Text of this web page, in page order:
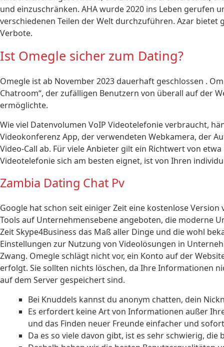
und einzuschränken. AHA wurde 2020 ins Leben gerufen
verschiedenen Teilen der Welt durchzuführen. Azar
Verbote.
Ist Omegle sicher zum Dating?
Omegle ist ab November 2023 dauerhaft geschlossen .
Chatroom“, der zufälligen Benutzern von überall auf der
ermöglichte.
Wie viel Datenvolumen VoIP Videotelefonie verbraucht,
Videokonferenz App, der verwendeten Webkamera, der
Video-Call ab. Für viele Anbieter gilt ein Richtwert von
Videotelefonie sich am besten eignet, ist von Ihren
Zambia Dating Chat Pv
Google hat schon seit einiger Zeit eine kostenlose
Tools auf Unternehmensebene angeboten, die moderne
Zeit Skype4Business das Maß aller Dinge und die wohl
Einstellungen zur Nutzung von Videolösungen in
Zwang. Omegle schlägt nicht vor, ein Konto auf der
erfolgt. Sie sollten nichts löschen, da Ihre Informationen
auf dem Server gespeichert sind.
Bei Knuddels kannst du anonym chatten, dein
Es erfordert keine Art von Informationen außer
und das Finden neuer Freunde einfacher und
Da es so viele davon gibt, ist es sehr schwierig, die